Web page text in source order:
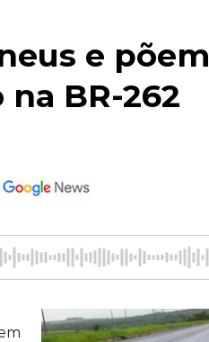
e põem
BR-262